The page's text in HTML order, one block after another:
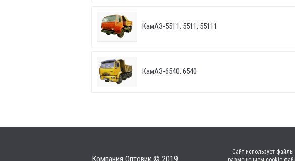
КамАЗ-5511: 5511, 55111
КамАЗ-6540: 6540
Сайт использует файлы